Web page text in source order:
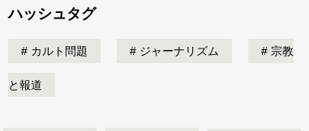
ハッシュタグ
カルト問題 ジャーナリズム 宗教
と報道